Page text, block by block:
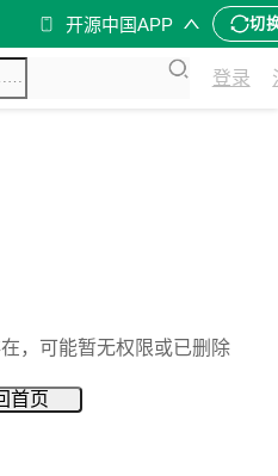
开源中国APP 切
登录
，可能暂无权限或已删除
首页